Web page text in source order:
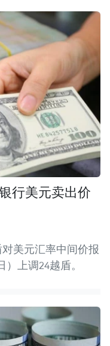
行美元卖出价
对美元汇率中间价报
上调24越盾。